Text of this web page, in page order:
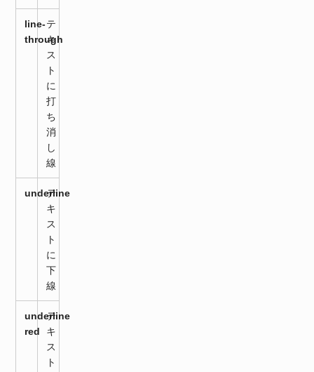
line-
through
テ
キ
ス
ト
に
打
ち
消
し
線
underline
テ
キ
ス
ト
に
下
線
underline
red
テ
キ
ス
ト